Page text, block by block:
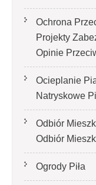
Ochrona
Projekty
Opinie
Ocieplanie
Natryskowe
Odbiór
Odbiór
Ogrody Piła